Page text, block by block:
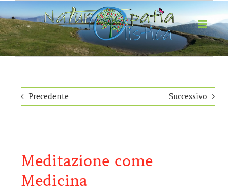
al
contenuto
HOME
PERCORSI DEL SÉ
CONTATTI
Precedente Successivo
Meditazione come
Medicina